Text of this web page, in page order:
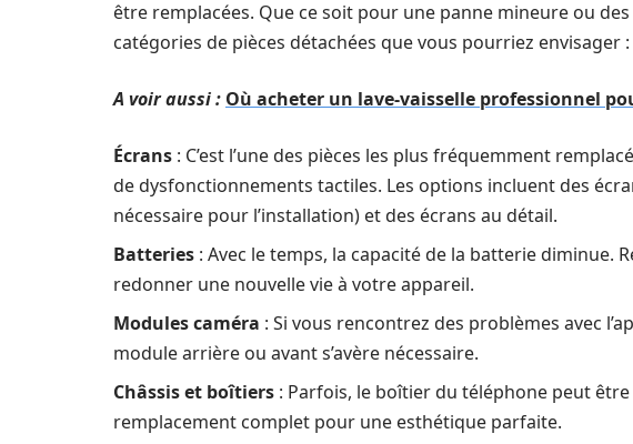
être remplacées. Que ce soit pour une panne mineure ou
catégories de pièces détachées que vous pourriez envisager :
A voir aussi : Où acheter un lave-vaisselle professionnel
Écrans : C’est l’une des pièces les plus fréquemment
de dysfonctionnements tactiles. Les options incluent des
nécessaire pour l’installation) et des écrans au détail.
Batteries : Avec le temps, la capacité de la batterie diminue.
redonner une nouvelle vie à votre appareil.
Modules caméra : Si vous rencontrez des problèmes avec
module arrière ou avant s’avère nécessaire.
Châssis et boîtiers : Parfois, le boîtier du téléphone peut
remplacement complet pour une esthétique parfaite.